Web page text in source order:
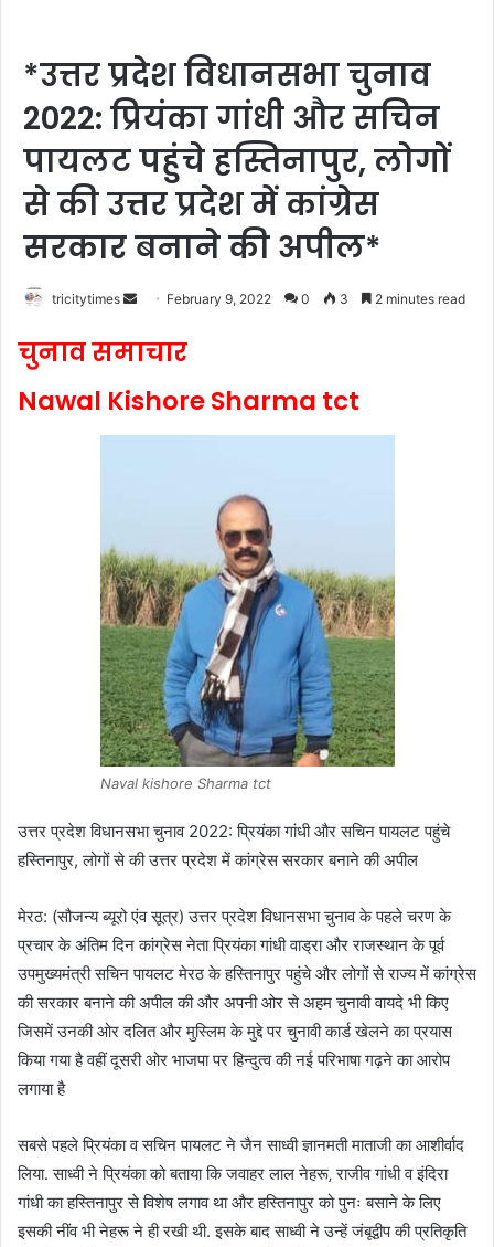
*उत्तर प्रदेश विधानसभा चुनाव
2022: प्रियंका गांधी और सचिन
पायलट पहुंचे हस्तिनापुर, लोगों
से की उत्तर प्रदेश में कांग्रेस
सरकार बनाने की अपील*
tricitytimes
Send
email
February 9, 2022 0 3 2 minutes read
चुनाव समाचार
Nawal Kishore Sharma tct
Naval kishore Sharma tct
उत्तर प्रदेश विधानसभा चुनाव 2022: प्रियंका गांधी और सचिन पायलट पहुंचे
हस्तिनापुर, लोगों से की उत्तर प्रदेश में कांग्रेस सरकार बनाने की अपील
मेरठ: (सौजन्य ब्यूरो एंव सूत्र) उत्तर प्रदेश विधानसभा चुनाव के पहले चरण के
प्रचार के अंतिम दिन कांग्रेस नेता प्रियंका गांधी वाड्रा और राजस्थान के पूर्व
उपमुख्यमंत्री सचिन पायलट मेरठ के हस्तिनापुर पहुंचे और लोगों से राज्य में कांग्रेस
की सरकार बनाने की अपील की और अपनी ओर से अहम चुनावी वायदे भी किए
जिसमें उनकी ओर दलित और मुस्लिम के मुद्दे पर चुनावी कार्ड खेलने का प्रयास
किया गया है वहीं दूसरी ओर भाजपा पर हिन्दुत्व की नई परिभाषा गढ़ने का आरोप
लगाया है
सबसे पहले प्रियंका व सचिन पायलट ने जैन साध्वी ज्ञानमती माताजी का आशीर्वाद
लिया. साध्वी ने प्रियंका को बताया कि जवाहर लाल नेहरू‚ राजीव गांधी व इंदिरा
गांधी का हस्तिनापुर से विशेष लगाव था और हस्तिनापुर को पुनः बसाने के लिए
इसकी नींव भी नेहरू ने ही रखी थी. इसके बाद साध्वी ने उन्हें जंबूद्वीप की प्रतिकृति